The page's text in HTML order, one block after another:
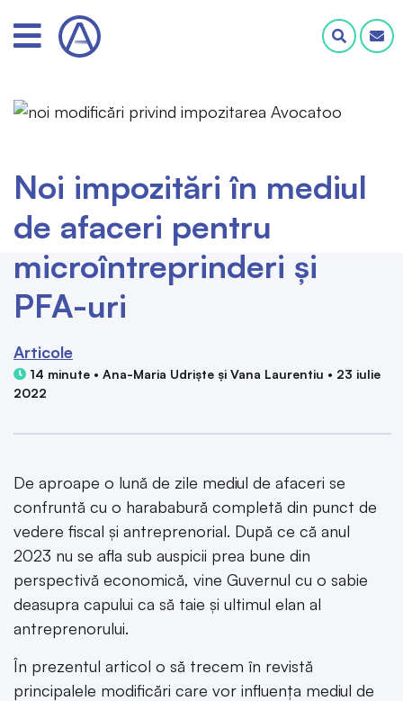
Noi impozitări în mediul
de afaceri pentru
microîntreprinderi și
PFA-uri
Articole
14 minute • Ana-Maria Udriște și Vana Laurentiu • 23 iulie
2022
De aproape o lună de zile mediul de afaceri se
confruntă cu o harababură completă din punct de
vedere fiscal și antreprenorial. După ce că anul
2023 nu se afla sub auspicii prea bune din
perspectivă economică, vine Guvernul cu o sabie
deasupra capului ca să taie și ultimul elan al
antreprenorului.
În prezentul articol o să trecem în revistă
principalele modificări care vor influența mediul de